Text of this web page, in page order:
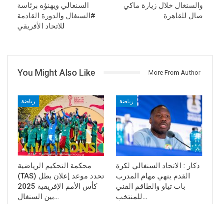
السنغالي ويهنؤه برئاسة
#السنغال والدورة القادمة
للاتحاد الأفريقي
والسنغال خلال زيارة ماكي
صال للقاهرة
You Might Also Like More From Author
رياضة
محكمة التحكيم الرياضية
(TAS) تحدد موعد إعلان بطل
كأس الأمم الإفريقية 2025
بين السنغال…
رياضة
دكار : الاتحاد السنغالي لكرة
القدم ينهي مهام المدرب
باب تياو والطاقم الفني
للمنتخب…